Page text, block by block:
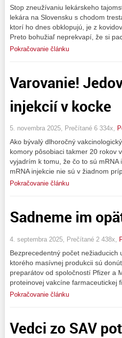
Stop zneužívaniu lekárskeho
lekára na Slovensku s chodom
ktorí ho dnes obklopujú, je z
Preto bohužiaľ neprekvapí, že si
Pokračovanie článku
Varovanie!
injekcií v kocke
5. novembra 2025, Prečítané 6 334x,
Ako bývalý dlhoročný
komory pôsobiaci takmer 20 rokov
vyjadrím k tomu, že čo to sú
mRNA injekcie nie sú v žiadnom
Pokračovanie článku
Sadneme im
4. septembra 2025, Prečítané 2 438x,
Bezprecedentný počet
ktorého masívnej produkcii sú
preparátov od spoločností Pfizer a
proteinovej vakcíne
Pokračovanie článku
Vedci zo SAV